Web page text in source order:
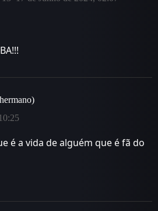
é a vida de alguém que é fã do